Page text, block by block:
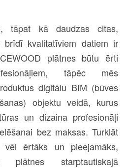
tāpat kā daudzas citas,
kvalitatīviem datiem ir
plātnes būtu ērti
tāpēc mēs
digitālu BIM (būves
objektu veidā, kurus
un dizaina profesionāļi
bez maksas. Turklāt
ērtāks un pieejamāks,
plātnes starptautiskajā